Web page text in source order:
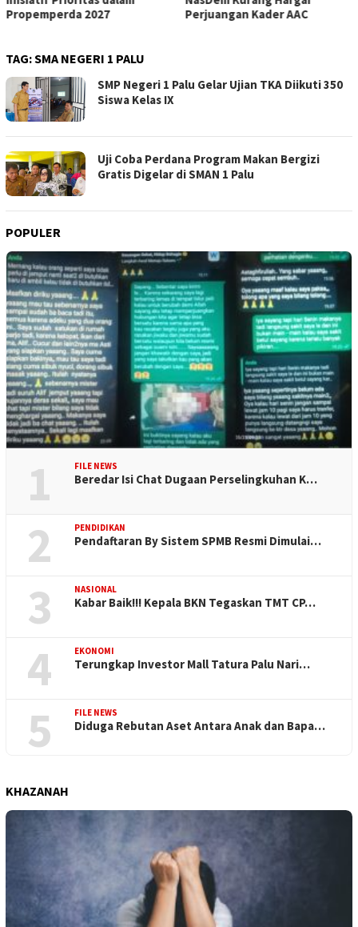
2027
Perjuangan Kader AAC
TAG:SMA NEGERI 1 PALU
SMP Negeri 1 Palu Gelar Ujian TKA Diikuti 350
Siswa Kelas IX
Uji Coba Perdana Program Makan Bergizi
Gratis Digelar di SMAN 1 Palu
POPULER
1 FILE NEWS
Beredar Isi Chat Dugaan Perselingkuhan K…
2 PENDIDIKAN
Pendaftaran By Sistem SPMB Resmi Dimulai…
3 NASIONAL
Kabar Baik!!! Kepala BKN Tegaskan TMT CP…
4 EKONOMI
Terungkap Investor Mall Tatura Palu Nari…
5 FILE NEWS
Diduga Rebutan Aset Antara Anak dan Bapa…
KHAZANAH